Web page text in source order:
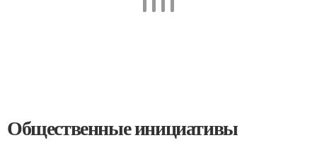
Общественные инициативы